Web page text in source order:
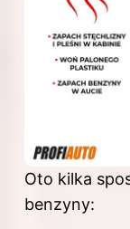
Oto kilka
benzyny: